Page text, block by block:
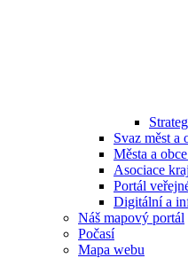
Svaz měst a
Města a
Asociace
Portál
Digitální a
Náš mapový portál
Počasí
Mapa webu